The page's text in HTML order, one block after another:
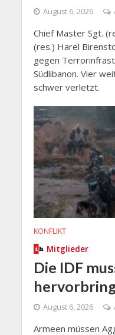
August 6, 2026
Chief Master Sgt.
(res.) Harel
gegen
Südlibanon. Vier
schwer verletzt.
KONFLIKT
Mitglieder
Die IDF
August 6, 2026
Armeen müssen